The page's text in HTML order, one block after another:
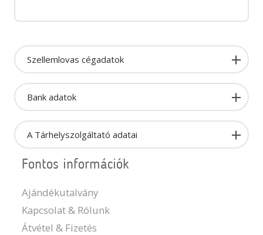
Szellemlovas cégadatok
Bank adatok
A Tárhelyszolgáltató adatai
Fontos információk
Ajándékutalvány
Kapcsolat & Rólunk
Átvétel & Fizetés